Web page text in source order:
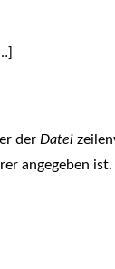
der Datei
angegeben